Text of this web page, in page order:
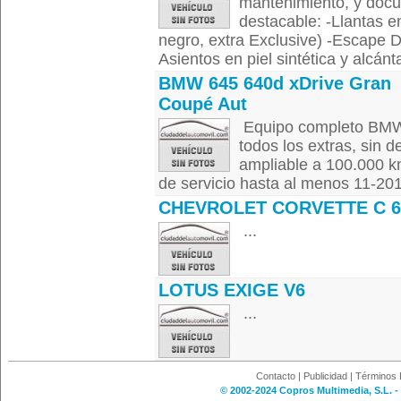
destacable: -Llantas
negro, extra Exclusive) -Escape
Asientos en piel sintética y
BMW 645 640d xDrive Gran
Coupé Aut
Equipo completo
todos los extras, sin
ampliable a 100.000
de servicio hasta al menos 11-
CHEVROLET CORVETTE C 6
...
LOTUS EXIGE V6
...
Contacto | Publicidad | Términos
© 2002-2024 Copros Multimedia, S.L.